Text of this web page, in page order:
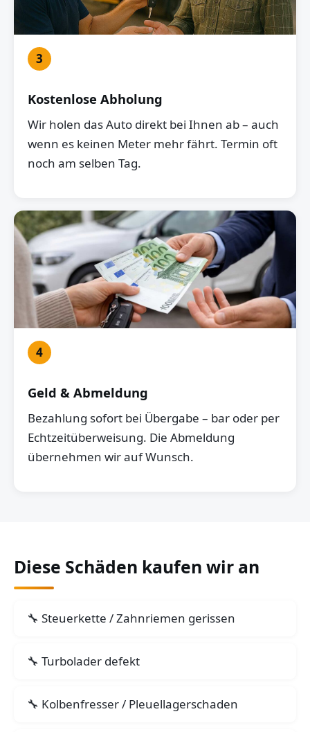
3
Kostenlose Abholung
Wir holen das Auto direkt bei Ihnen ab – auch
wenn es keinen Meter mehr fährt. Termin oft
noch am selben Tag.
4
Geld & Abmeldung
Bezahlung sofort bei Übergabe – bar oder per
Echtzeitüberweisung. Die Abmeldung
übernehmen wir auf Wunsch.
Diese Schäden kaufen wir an
Steuerkette / Zahnriemen gerissen
Turbolader defekt
Kolbenfresser / Pleuellagerschaden